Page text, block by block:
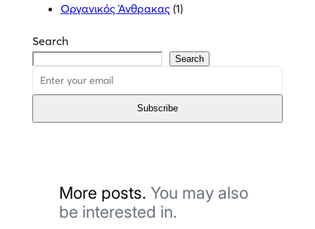
Οργανικός Άνθρακας (1)
Search
Search
Subscribe
More posts.You may also
be interested in.